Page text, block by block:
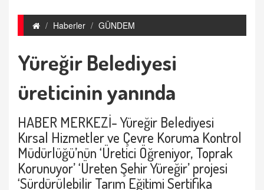
Haberler GÜNDEM
Yüreğir Belediyesi
üreticinin yanında
HABER MERKEZİ- Yüreğir Belediyesi
Kırsal Hizmetler ve Çevre Koruma Kontrol
Müdürlüğü’nün ‘Üretici Öğreniyor, Toprak
Korunuyor’ ‘Üreten Şehir Yüreğir’ projesi
‘Sürdürülebilir Tarım Eğitimi Sertifika